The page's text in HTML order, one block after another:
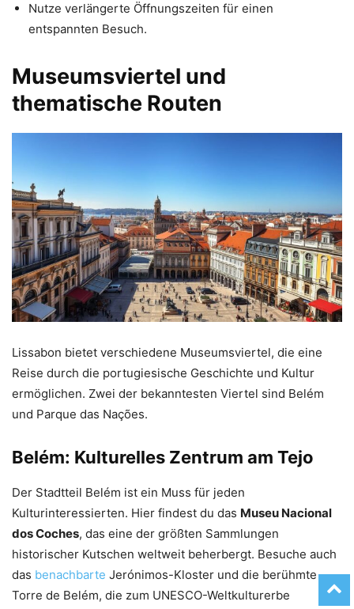
Nutze verlängerte Öffnungszeiten für einen
entspannten Besuch.
Museumsviertel und
thematische Routen
Lissabon bietet verschiedene Museumsviertel, die eine
Reise durch die portugiesische Geschichte und Kultur
ermöglichen. Zwei der bekanntesten Viertel sind Belém
und Parque das Nações.
Belém: Kulturelles Zentrum am Tejo
Der Stadtteil Belém ist ein Muss für jeden
Kulturinteressierten. Hier findest du das Museu Nacional
dos Coches, das eine der größten Sammlungen
historischer Kutschen weltweit beherbergt. Besuche auch
das benachbarte Jerónimos-Kloster und die berühmte
Torre de Belém, die zum UNESCO-Weltkulturerbe